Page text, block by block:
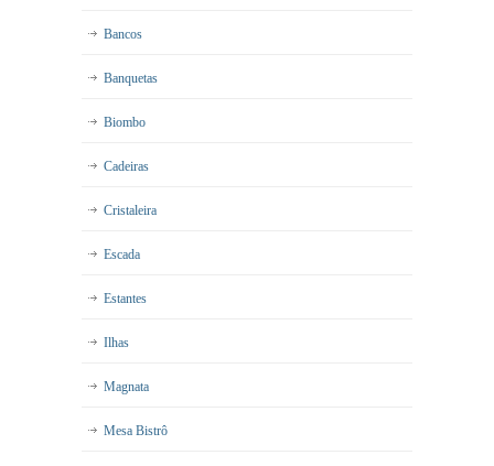
Bancos
Banquetas
Biombo
Cadeiras
Cristaleira
Escada
Estantes
Ilhas
Magnata
Mesa Bistrô